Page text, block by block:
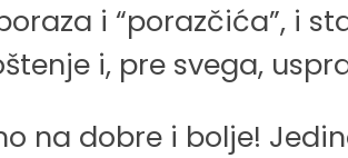
i “porazčića”, i
i, pre svega,
na dobre i bolje!